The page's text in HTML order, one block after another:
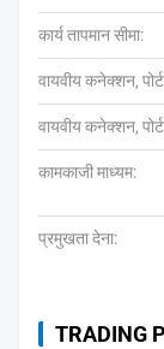
कार्य तापमान सीमा:
वायवीय कनेक्शन,
वायवीय कनेक्शन,
कामकाजी माध्यम:
प्रमुखता देना:
TRADING